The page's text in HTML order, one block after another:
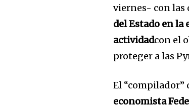
viernes- con
del Estado en la
actividadcon el
proteger a las
El “compilador”
economista